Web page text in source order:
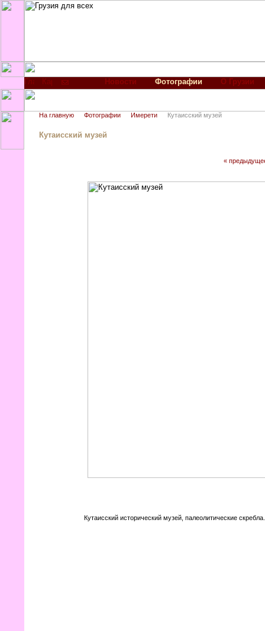
Новости Фотографии О Грузии
На главную Фотографии Имерети Кутаисский музей
Кутаисский музей
«
Кутаисский исторический музей, палеолитические скребла.